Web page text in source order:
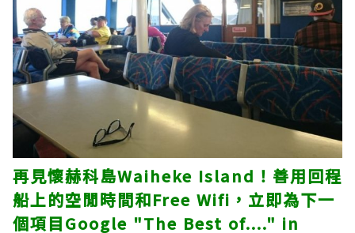
再見懷赫科島Waiheke Island！善用回程
船上的空閒時間和Free Wifi，立即為下一
個項目Google "The Best of...." in